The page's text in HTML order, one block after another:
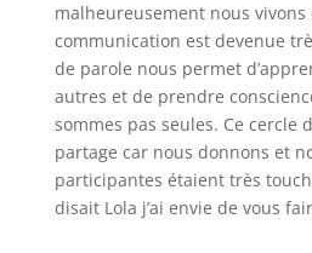
malheureusement nous
communication est devenue
de parole nous permet
autres et de prendre
sommes pas seules. Ce cercle
partage car nous donnons et
participantes étaient très
disait Lola j’ai envie de vous